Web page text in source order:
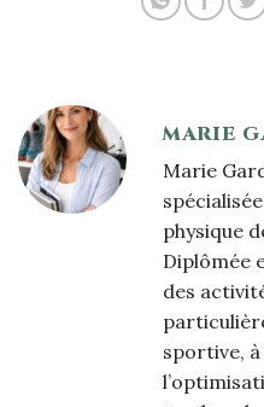
MARIE
Marie
physique
Diplômée
des
sportive,